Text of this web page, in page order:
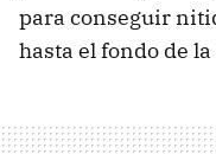
para conseguir
hasta el fondo de